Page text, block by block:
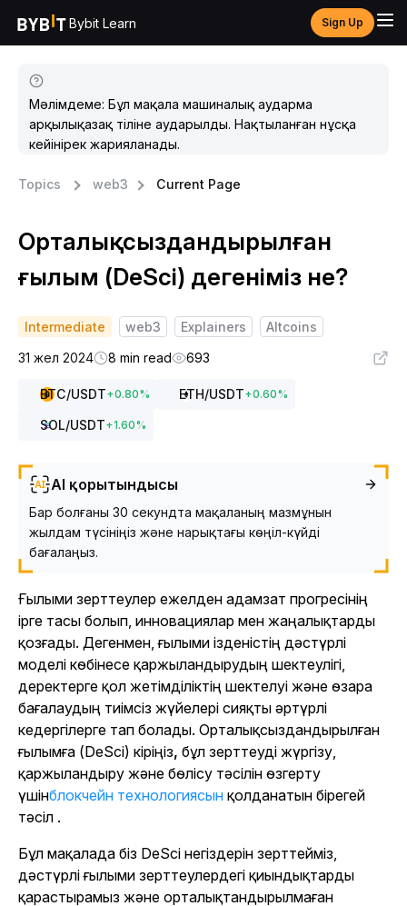
Bybit Learn Sign Up
Мәлімдеме: Бұл мақала машиналық аударма
арқылықазақ тіліне аударылды. Нақтыланған нұсқа
кейінірек жарияланады.
Topics web3 Current Page
Орталықсыздандырылған
ғылым (DeSci) дегеніміз не?
Intermediate web3 Explainers
Altcoins
31 жел 2024
8 min read 693
BTC/USDT+0.80% ETH/USDT+0.60%
SOL/USDT+1.60%
AI қорытындысы
Бар болғаны 30 секундта мақаланың мазмұнын
жылдам түсініңіз және нарықтағы көңіл-күйді
бағалаңыз.
Ғылыми зерттеулер ежелден адамзат прогресінің
ірге тасы болып, инновациялар мен жаңалықтарды
қозғады. Дегенмен, ғылыми ізденістің дәстүрлі
моделі көбінесе қаржыландырудың шектеулігі,
деректерге қол жетімділіктің шектелуі және өзара
бағалаудың тиімсіз жүйелері сияқты әртүрлі
кедергілерге тап болады. Орталықсыздандырылған
ғылымға (DeSci) кіріңіз, бұл зерттеуді жүргізу,
қаржыландыру және бөлісу тәсілін өзгерту
үшінблокчейн технологиясын қолданатын бірегей
тәсіл .
Бұл мақалада біз DeSci негіздерін зерттейміз,
дәстүрлі ғылыми зерттеулердегі қиындықтарды
қарастырамыз және орталықтандырылмаған